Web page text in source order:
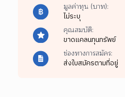
มูลค่าทุน (บาท):
ไม่ระบุ
คุณสมบัติ:
ขาดแคลนทุนทรัพย์
ช่องทางการสมัคร:
ส่งใบสมัครตามที่อยู่